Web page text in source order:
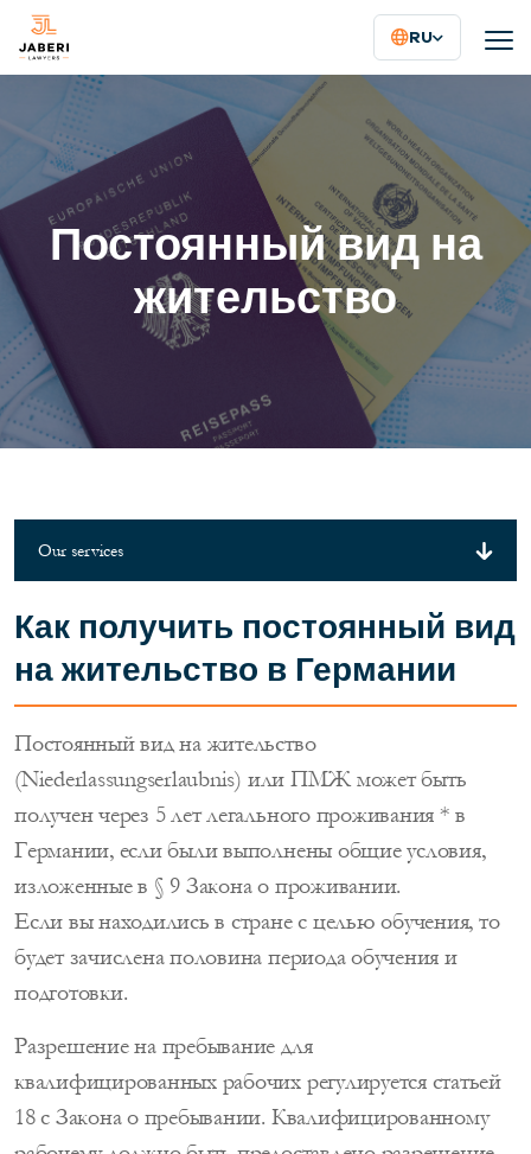
RU
Постоянный вид на
жительство
Our services
Как получить постоянный вид
на жительство в Германии
Постоянный вид на жительство
(Niederlassungserlaubnis) или ПМЖ может быть
получен через 5 лет легального проживания * в
Германии, если были выполнены общие условия,
изложенные в § 9 Закона о проживании.
Если вы находились в стране с целью обучения, то
будет зачислена половина периода обучения и
подготовки.
Разрешение на пребывание для
квалифицированных рабочих регулируется статьей
18 c Закона о пребывании. Квалифицированному